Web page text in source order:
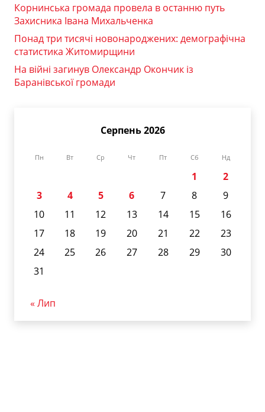
Корнинська громада провела в останню путь
Захисника Івана Михальченка
Понад три тисячі новонароджених: демографічна
статистика Житомирщини
На війні загинув Олександр Окончик із
Баранівської громади
Серпень 2026
Пн Вт Ср Чт Пт Сб Нд
1
2
3
4 5 6 7 8
9
10
11 12 13 14 15
16
17
18 19 20 21 22
23
24
25 26 27 28 29
30
31
« Лип